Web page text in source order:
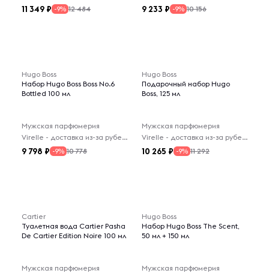
11 349 -9% 12 484 9 233 -9% 10 156
Hugo Boss
Набор Hugo Boss Boss No.6
Bottled 100 мл
Мужская парфюмерия
Virelle - доставка из-за рубежа
9 798 -9% 10 778
Hugo Boss
Подарочный набор Hugo
Boss, 125 мл
Мужская парфюмерия
Virelle - доставка из-за рубежа
10 265 -9% 11 292
Cartier
Туалетная вода Cartier Pasha
De Cartier Edition Noire 100 мл
Мужская парфюмерия
Hugo Boss
Набор Hugo Boss The Scent,
50 мл + 150 мл
Мужская парфюмерия